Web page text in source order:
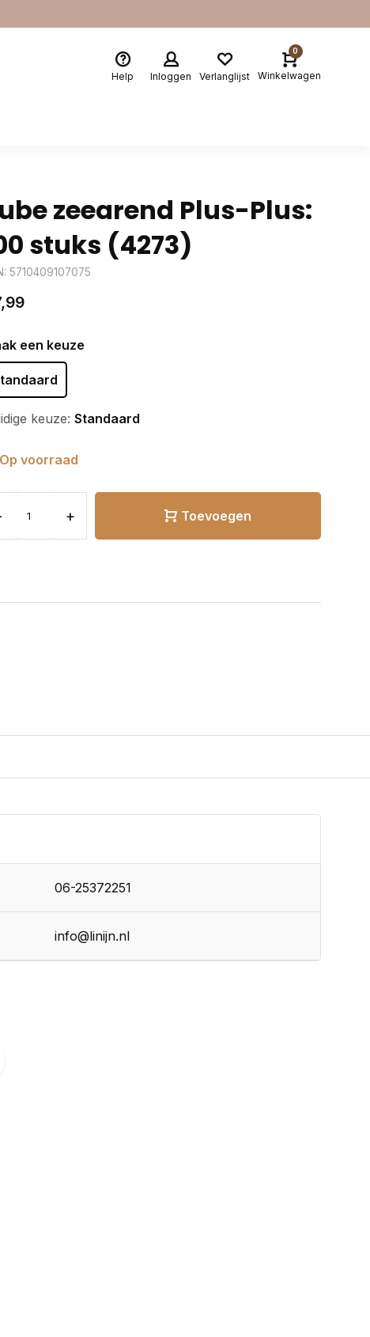
Help Inloggen Verlanglijst
0
Winkelwagen
zeearend Plus-Plus:
stuks (4273)
5710409107075
een keuze
keuze: Standaard
Op voorraad
+ Toevoegen
06-25372251
info@linijn.nl